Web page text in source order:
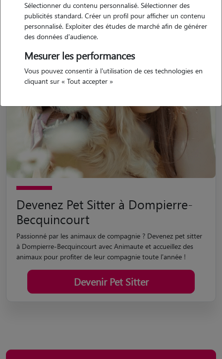
Devenez Pet Sitter à Dompierre-
Becquincourt
Passionné par les animaux de compagnie ? Devenez pet sitter
à Dompierre-Becquincourt avec Animaute et accueillez des
animaux pour profiter de leur compagnie toute l'année !
Devenir Pet Sitter
Sélectionner du contenu personnalisé. Sélectionner des
publicités standard. Créer un profil pour afficher un contenu
personnalisé. Exploiter des études de marché afin de générer
des données d'audience.
Mesurer les performances
Vous pouvez consentir à l'utilisation de ces technologies en
cliquant sur « Tout accepter »